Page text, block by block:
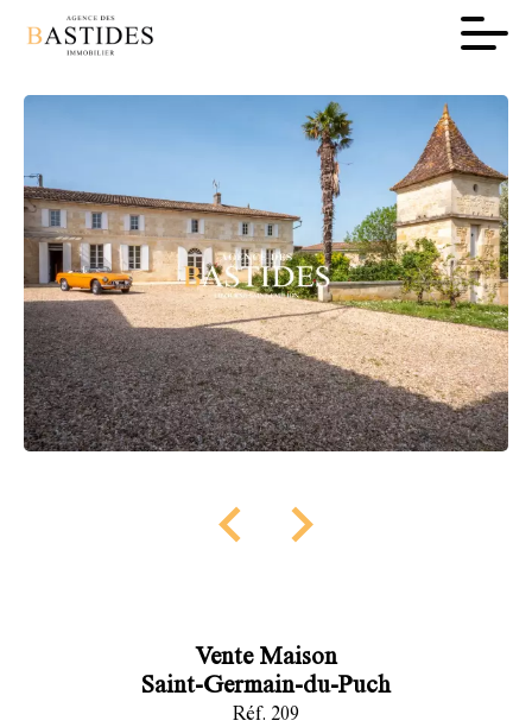
Vente Maison
Saint-Germain-du-Puch
Réf. 209